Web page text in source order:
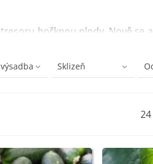
hořknou plody. Nově se
Sklizeň
24